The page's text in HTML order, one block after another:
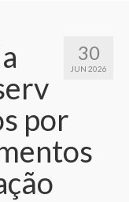
30
JUN 2026
por